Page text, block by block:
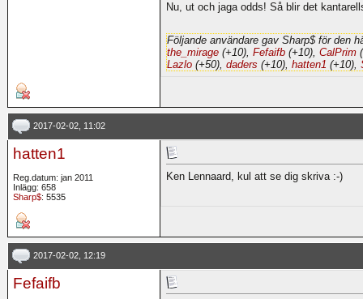
Nu, ut och jaga odds! Så blir det
Följande användare gav Sharp$ för den
the_mirage (+10), Fefaifb (+10), CalPrim
Lazlo (+50), daders (+10), hatten1 (+10),
2017-02-02, 11:02
hatten1
Reg.datum: jan 2011
Inlägg: 658
Sharp$: 5535
Ken Lennaard, kul att se dig skriva :-)
2017-02-02, 12:19
Fefaifb